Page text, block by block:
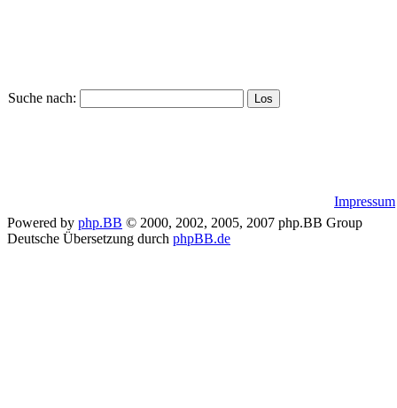
Suche nach:
Impressum
Powered by php.BB © 2000, 2002, 2005, 2007 php.BB Group
Deutsche Übersetzung durch phpBB.de